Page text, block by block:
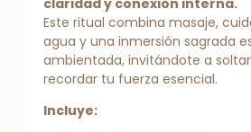
Este ritual combina masaje,
agua y una inmersión sagrada
ambientada, invitándote a
recordar tu fuerza esencial.
Incluye: